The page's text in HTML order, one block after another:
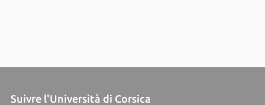
Suivre l'Università di Corsica